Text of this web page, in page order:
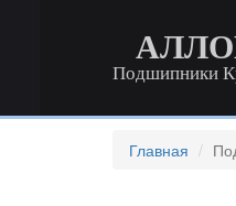
Подшипники
Главная